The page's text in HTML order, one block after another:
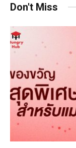
Don't Miss